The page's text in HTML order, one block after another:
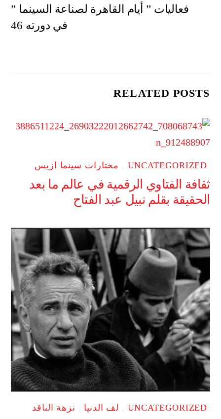
فعاليات ” أيام القاهرة لصناعة السينما ”
في دورته 46
RELATED POSTS
UNCATEGORIZED
, مختارات سينما ازيس
ثقافة الفتاوي الرقمية في عالم ما بعد
الحقيقة بقلم نبيل عبد الفتاح
UNCATEGORIZED لف الدنيا نزهة الناقد